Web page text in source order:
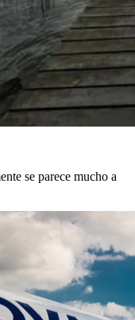
se parece mucho a